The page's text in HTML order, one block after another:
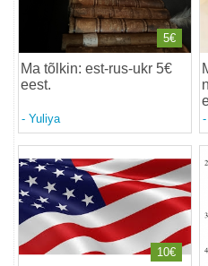
Ma tõlkin: est-rus-ukr 5€
eest.
- Yuliya
5€
-
10€